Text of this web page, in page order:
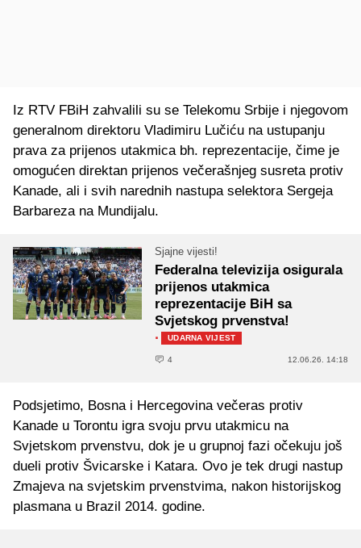
Iz RTV FBiH zahvalili su se Telekomu Srbije i njegovom
generalnom direktoru Vladimiru Lučiću na ustupanju
prava za prijenos utakmica bh. reprezentacije, čime je
omogućen direktan prijenos večerašnjeg susreta protiv
Kanade, ali i svih narednih nastupa selektora Sergeja
Barbareza na Mundijalu.
Sjajne vijesti!
Federalna televizija osigurala
prijenos utakmica
reprezentacije BiH sa
Svjetskog prvenstva!
· UDARNA VIJEST
4 12.06.26. 14:18
Podsjetimo, Bosna i Hercegovina večeras protiv
Kanade u Torontu igra svoju prvu utakmicu na
Svjetskom prvenstvu, dok je u grupnoj fazi očekuju još
dueli protiv Švicarske i Katara. Ovo je tek drugi nastup
Zmajeva na svjetskim prvenstvima, nakon historijskog
plasmana u Brazil 2014. godine.